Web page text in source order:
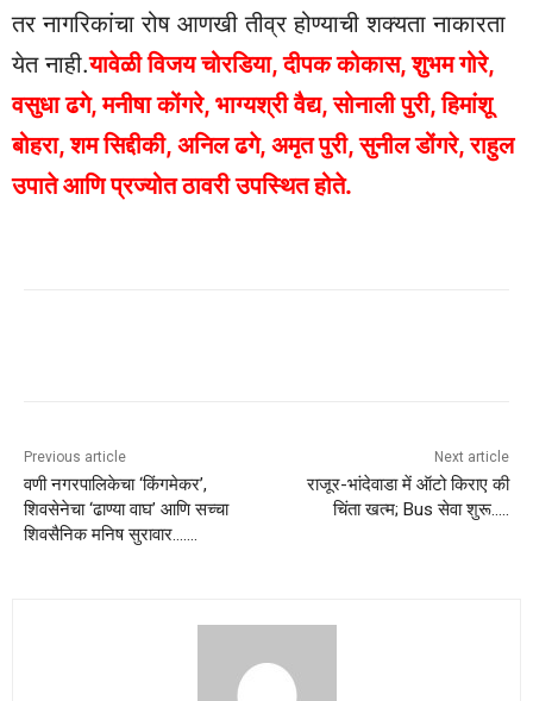
तर नागरिकांचा रोष आणखी तीव्र होण्याची शक्यता नाकारता
येत नाही.यावेळी विजय चोरडिया, दीपक कोकास, शुभम गोरे,
वसुधा ढगे, मनीषा कोंगरे, भाग्यश्री वैद्य, सोनाली पुरी, हिमांशू
बोहरा, शम सिद्दीकी, अनिल ढगे, अमृत पुरी, सुनील डोंगरे, राहुल
उपाते आणि प्रज्योत ठावरी उपस्थित होते.
Previous article
वणी नगरपालिकेचा ‘किंगमेकर’,
शिवसेनेचा ‘ढाण्या वाघ’ आणि सच्चा
शिवसैनिक मनिष सुरावार…….
Next article
राजूर-भांदेवाडा में ऑटो किराए की
चिंता खत्म; Bus सेवा शुरू…..